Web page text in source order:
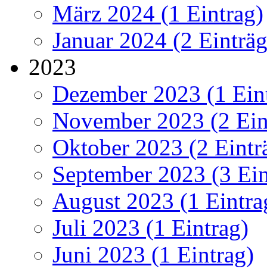
März 2024 (1 Eintrag)
Januar 2024 (2
2023
Dezember 2023 (1
November 2023 (2
Oktober 2023 (2
September 2023 (3
August 2023 (1
Juli 2023 (1 Eintrag)
Juni 2023 (1 Eintrag)